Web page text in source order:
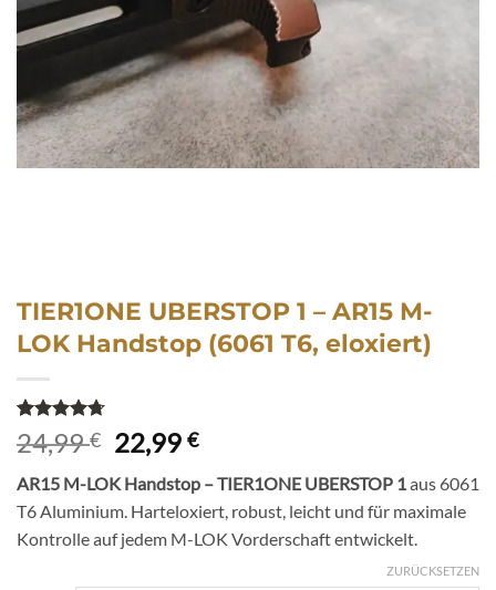
TIER1ONE UBERSTOP 1 – AR15 M-
LOK Handstop (6061 T6, eloxiert)
Bewertet
mit4.67
basierend
auf
3
Kundenbewertungen
24,99€ Ursprünglicher
Preis
war:
24,99 €
22,99€Aktueller
ist:
22,99 €.
AR15 M-LOK Handstop – TIER1ONE UBERSTOP 1 aus 6061
T6 Aluminium. Harteloxiert, robust, leicht und für maximale
Kontrolle auf jedem M-LOK Vorderschaft entwickelt.
ZURÜCKSETZEN